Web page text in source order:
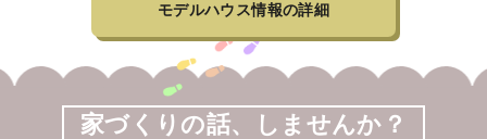
モデルハウス情報の詳細
家づくりの話、しませんか？